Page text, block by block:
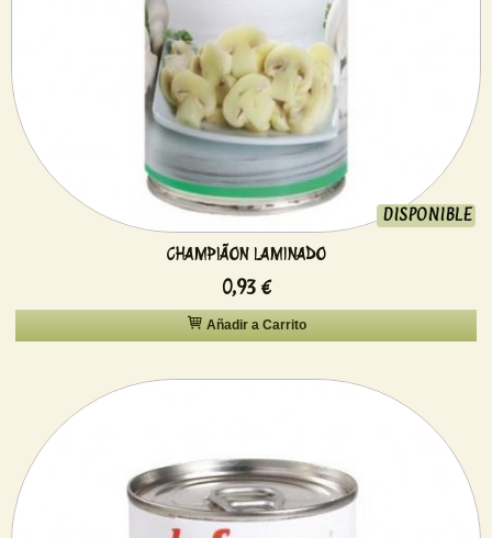
DISPONIBLE
CHAMPIÃON LAMINADO
0,93 €
Añadir a Carrito